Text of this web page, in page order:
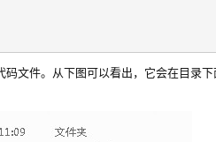
文件。从下图可以看出，它会在目录